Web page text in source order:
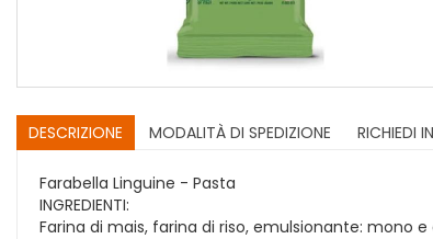
DESCRIZIONE MODALITÀ DI SPEDIZIONE RICHIEDI
Farabella Linguine - Pasta
INGREDIENTI:
Farina di mais, farina di riso, emulsionante: mono